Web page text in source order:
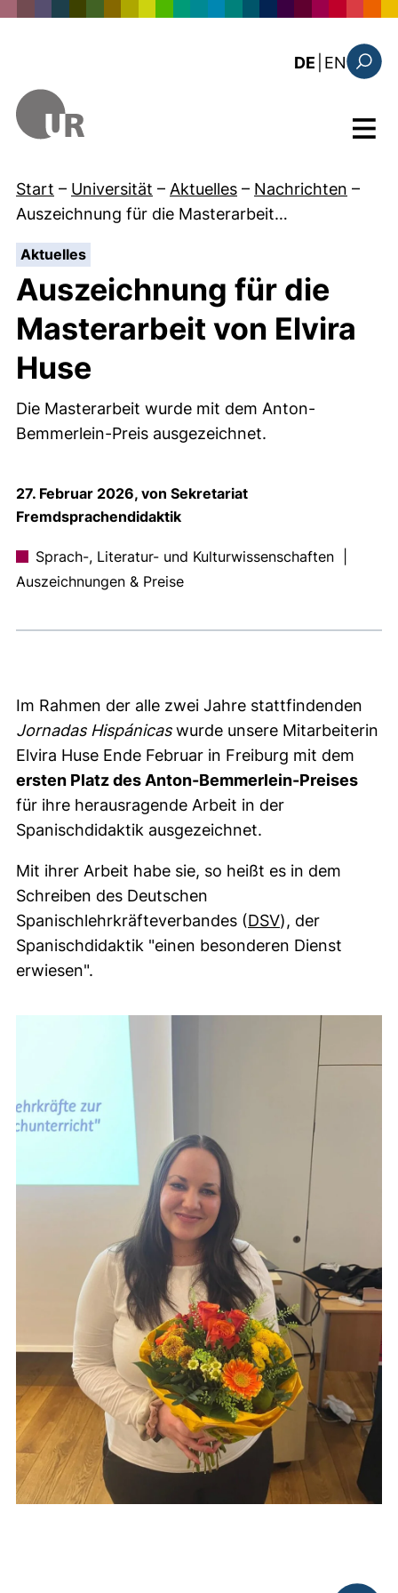
DE EN: the
Menü
Start – Universität – Aktuelles – Nachrichten –
Auszeichnung für die Masterarbeit…
Aktuelles:
Auszeichnung für die
Masterarbeit von Elvira
Huse
Die Masterarbeit wurde mit dem Anton-
Bemmerlein-Preis ausgezeichnet.
27. Februar 2026, von Sekretariat
Fremdsprachendidaktik
Sprach-, Literatur- und Kulturwissenschaften
Auszeichnungen & Preise
Im Rahmen der alle zwei Jahre stattfindenden
Jornadas Hispánicaswurde unsere Mitarbeiterin
Elvira Huse Ende Februar in Freiburg mit dem
ersten Platz des Anton-Bemmerlein-Preises
für ihre herausragende Arbeit in der
Spanischdidaktik ausgezeichnet.
Mit ihrer Arbeit habe sie, so heißt es in dem
Schreiben des Deutschen
Spanischlehrkräfteverbandes (DSV(externer Link,
), der
Spanischdidaktik "einen besonderen Dienst
erwiesen".